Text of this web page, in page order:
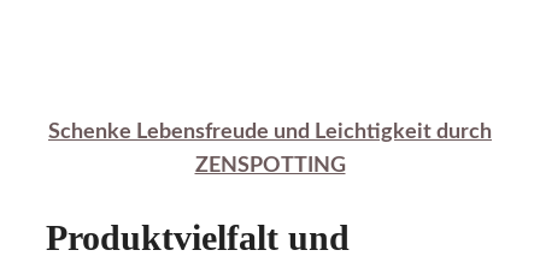
Schenke Lebensfreude und Leichtigkeit durch
ZENSPOTTING
Produktvielfalt und